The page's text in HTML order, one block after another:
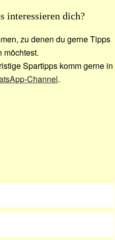
interessieren dich?
zu denen du gerne Tipps
möchtest.
Spartipps komm gerne in
Channel.